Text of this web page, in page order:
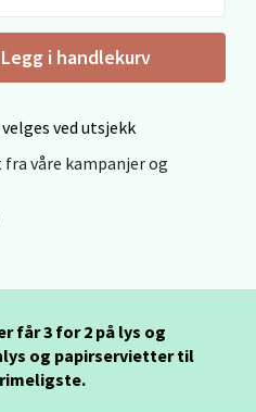
Legg i handlekurv
ved utsjekk
våre kampanjer og
får 3 for 2 på lys og
og papirservietter til
Velg
Sartor
Velg